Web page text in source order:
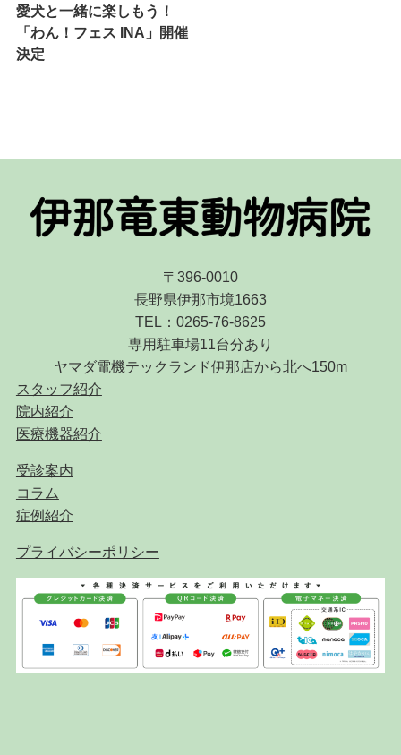
愛犬と一緒に楽しもう！
「わん！フェス INA」開催
決定
〒396-0010
長野県伊那市境1663
TEL：0265-76-8625
専用駐車場11台分あり
ヤマダ電機テックランド伊那店から北へ150m
スタッフ紹介
院内紹介
医療機器紹介
受診案内
コラム
症例紹介
プライバシーポリシー